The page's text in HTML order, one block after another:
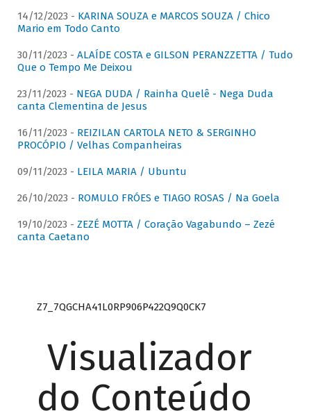
14/12/2023 - KARINA SOUZA e MARCOS SOUZA / Chico
Mario em Todo Canto
30/11/2023 - ALAÍDE COSTA e GILSON PERANZZETTA / Tudo
Que o Tempo Me Deixou
23/11/2023 - NEGA DUDA / Rainha Quelê - Nega Duda
canta Clementina de Jesus
16/11/2023 - REIZILAN CARTOLA NETO & SERGINHO
PROCÓPIO / Velhas Companheiras
09/11/2023 - LEILA MARIA / Ubuntu
26/10/2023 - ROMULO FRÓES e TIAGO ROSAS / Na Goela
19/10/2023 - ZEZÉ MOTTA / Coração Vagabundo – Zezé
canta Caetano
Z7_7QGCHA41L0RP906P422Q9Q0CK7
Visualizador
do Conteúdo